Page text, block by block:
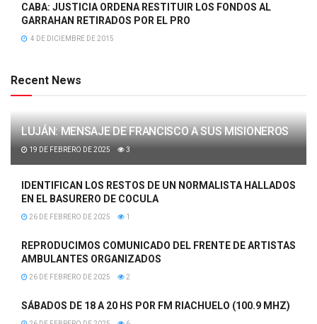
CABA: JUSTICIA ORDENA RESTITUIR LOS FONDOS AL
GARRAHAN RETIRADOS POR EL PRO
4 DE DICIEMBRE DE 2015
Recent News
LUJÁN: MENSAJE DE FRANCISCO A SUS MISIONEROS
19 DE FEBRERO DE 2025 3
IDENTIFICAN LOS RESTOS DE UN NORMALISTA HALLADOS
EN EL BASURERO DE COCULA
26 DE FEBRERO DE 2025 1
REPRODUCIMOS COMUNICADO DEL FRENTE DE ARTISTAS
AMBULANTES ORGANIZADOS
26 DE FEBRERO DE 2025 2
SÁBADOS DE 18 A 20 HS POR FM RIACHUELO (100.9 MHZ)